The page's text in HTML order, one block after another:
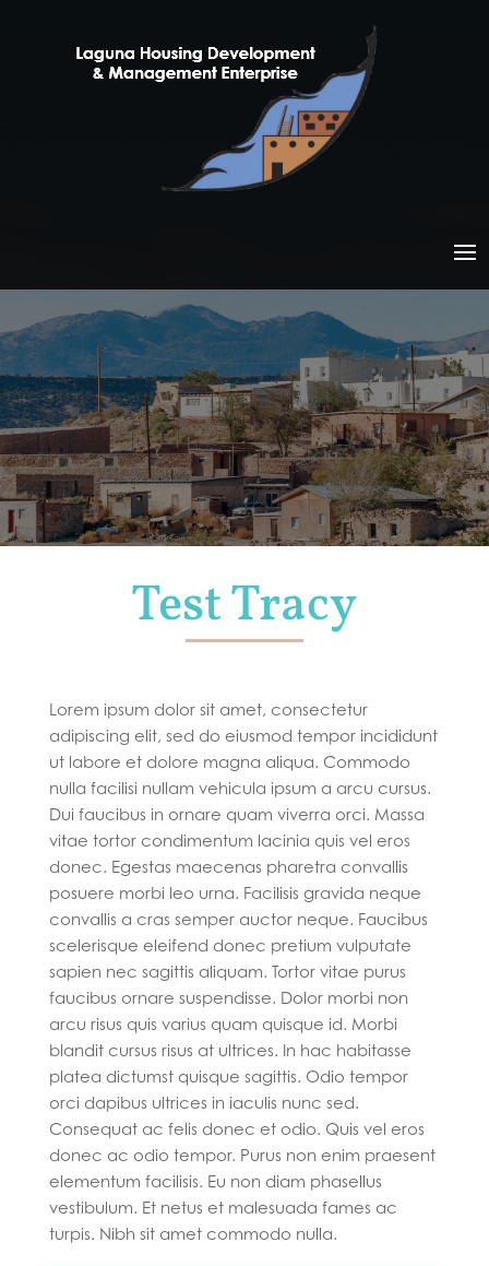
Test Tracy
Lorem ipsum dolor sit amet, consectetur
adipiscing elit, sed do eiusmod tempor incididunt
ut labore et dolore magna aliqua. Commodo
nulla facilisi nullam vehicula ipsum a arcu cursus.
Dui faucibus in ornare quam viverra orci. Massa
vitae tortor condimentum lacinia quis vel eros
donec. Egestas maecenas pharetra convallis
posuere morbi leo urna. Facilisis gravida neque
convallis a cras semper auctor neque. Faucibus
scelerisque eleifend donec pretium vulputate
sapien nec sagittis aliquam. Tortor vitae purus
faucibus ornare suspendisse. Dolor morbi non
arcu risus quis varius quam quisque id. Morbi
blandit cursus risus at ultrices. In hac habitasse
platea dictumst quisque sagittis. Odio tempor
orci dapibus ultrices in iaculis nunc sed.
Consequat ac felis donec et odio. Quis vel eros
donec ac odio tempor. Purus non enim praesent
elementum facilisis. Eu non diam phasellus
vestibulum. Et netus et malesuada fames ac
turpis. Nibh sit amet commodo nulla.